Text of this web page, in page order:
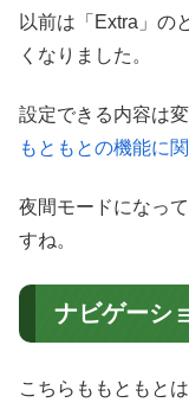
以前は「Extra」の
くなりました。
設定できる内容は
もともとの機能に
夜間モードになっ
すね。
ナビゲーシ
こちらももともと